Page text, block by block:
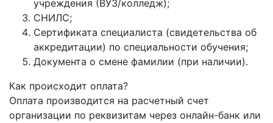
учреждения (ВУЗ/колледж);
СНИЛС;
Сертификата специалиста (свидетельства об
аккредитации) по специальности обучения;
Документа о смене фамилии (при наличии).
Как происходит оплата?
Оплата производится на расчетный счет
организации по реквизитам через онлайн-банк или